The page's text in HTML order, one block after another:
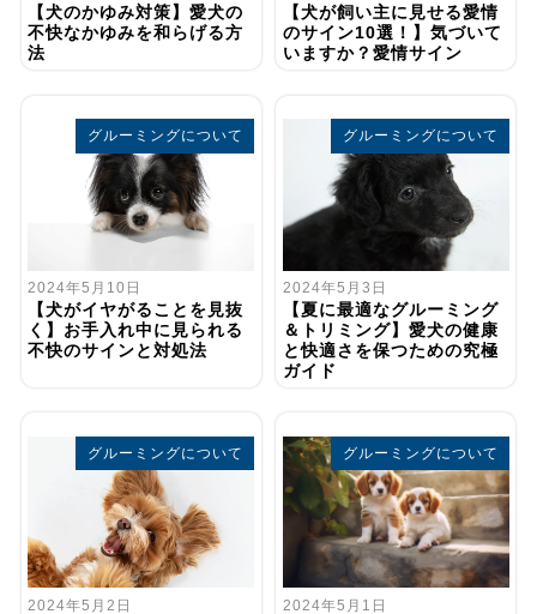
【犬のかゆみ対策】愛犬の
不快なかゆみを和らげる方
法
【犬が飼い主に見せる愛情
のサイン10選！】気づいて
いますか？愛情サイン
グルーミングについて
2024年5月10日
【犬がイヤがることを見抜
く】お手入れ中に見られる
不快のサインと対処法
グルーミングについて
2024年5月3日
【夏に最適なグルーミング
＆トリミング】愛犬の健康
と快適さを保つための究極
ガイド
グルーミングについて
2024年5月2日
グルーミングについて
2024年5月1日